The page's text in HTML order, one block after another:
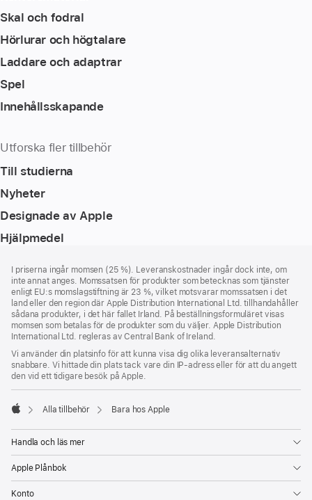
Skal och fodral
Hörlurar och högtalare
Laddare och adaptrar
Spel
Innehållsskapande
Utforska fler tillbehör
Till studierna
Nyheter
Designade av Apple
Hjälpmedel
I priserna ingår momsen (25 %). Leveranskostnader ingår dock inte, om
inte annat anges. Momssatsen för produkter som betecknas som tjänster
enligt EU:s momslagstiftning är 23 %, vilket motsvarar momssatsen i det
land eller den region där Apple Distribution International Ltd. tillhandahåller
sådana produkter, i det här fallet Irland. På beställningsformuläret visas
momsen som betalas för de produkter som du väljer. Apple Distribution
International Ltd. regleras av Central Bank of Ireland.
Vi använder din platsinfo för att kunna visa dig olika leveransalternativ
snabbare. Vi hittade din plats tack vare din IP-adress eller för att du angett
den vid ett tidigare besök på Apple.
Alla tillbehör Bara hos Apple
Handla och läs mer
Apple Plånbok
Konto